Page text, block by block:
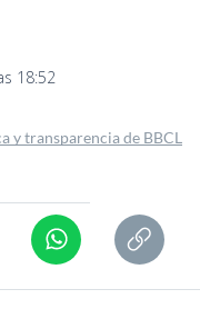
18:52
y transparencia de BBCL